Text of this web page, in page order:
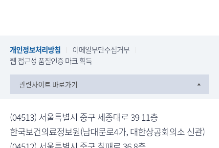
개인정보처리방침
이메일무단수집거부
웹 접근성 품질인증 마크 획득
관련사이트 바로가기
(04513) 서울특별시 중구 세종대로 39 11층
한국보건의료정보원(남대문로4가, 대한상공회의소 신관)